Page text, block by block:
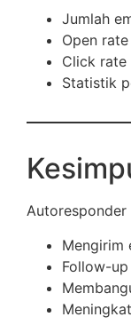
Jumlah
Open rate
Click rate
Statistik
Mengirim
Follow-